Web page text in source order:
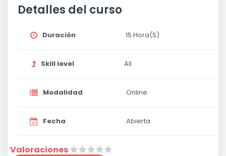
Detalles del curso
Duración 15 Hora(s)
Skill level All
Modalidad Online
Fecha Abierta
Valoraciones